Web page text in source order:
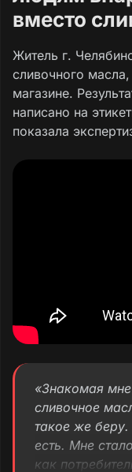
вместо
Житель г.
сливочного
магазине.
написано на
показала
«Знакомая
сливочное
такое же
есть. Мне
как